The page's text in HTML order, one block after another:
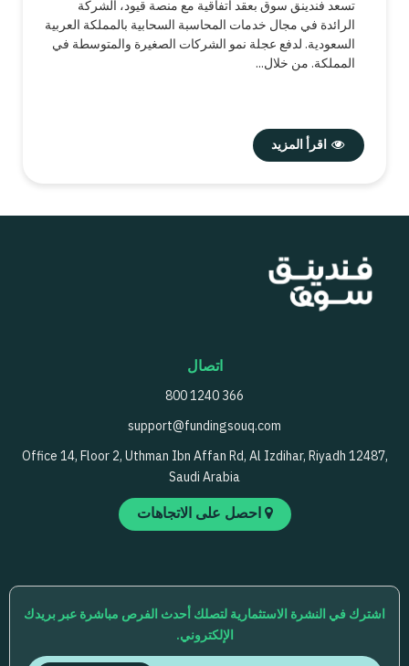
تسعد فندينق سوق بعقد اتفاقية مع منصة قيود، الشركة
الرائدة في مجال خدمات المحاسبة السحابية بالمملكة العربية
السعودية. لدفع عجلة نمو الشركات الصغيرة والمتوسطة في
المملكة. من خلال...
اقرأ المزيد
اتصال
800 1240 366
support@fundingsouq.com
Office 14, Floor 2, Uthman Ibn Affan Rd, Al Izdihar, Riyadh 12487,
Saudi Arabia
احصل على الاتجاهات
اشترك في النشرة الاستثمارية لتصلك أحدث الفرص مباشرة عبر بريدك
الإلكتروني.